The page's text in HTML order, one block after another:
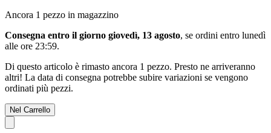
Ancora 1 pezzo in magazzino
Consegna entro il giorno giovedì, 13 agosto, se ordini entro lunedì
alle ore 23:59.
Di questo articolo è rimasto ancora 1 pezzo. Presto ne arriveranno
altri! La data di consegna potrebbe subire variazioni se vengono
ordinati più pezzi.
Nel Carrello